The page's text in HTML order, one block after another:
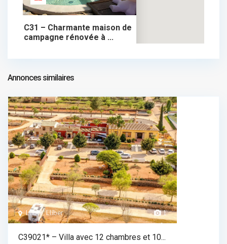
310.000 €
C31 – Charmante maison de
campagne rénovée à ...
310.000 €
Annonces similaires
1
Llíber, Llíber
C39021* – Villa avec 12 chambres et 10...